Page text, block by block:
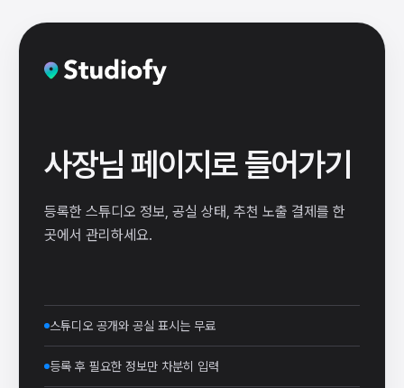
사장님 페이지로 들어가기
등록한 스튜디오 정보, 공실 상태, 추천 노출 결제를 한
곳에서 관리하세요.
스튜디오 공개와 공실 표시는 무료
등록 후 필요한 정보만 차분히 입력